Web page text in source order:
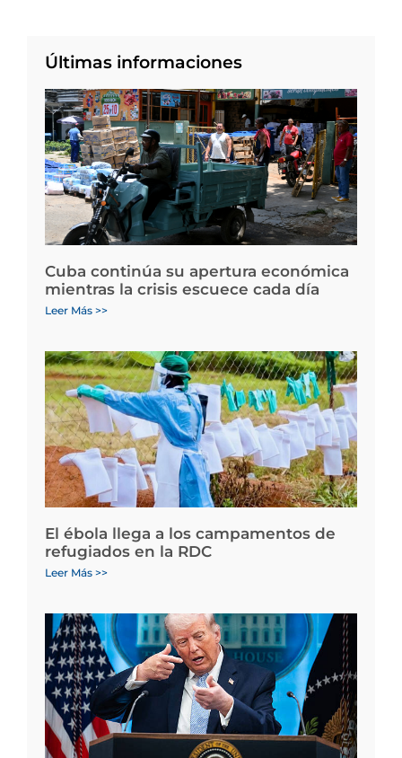
Últimas informaciones
Cuba continúa su apertura económica
mientras la crisis escuece cada día
Leer Más >>
El ébola llega a los campamentos de
refugiados en la RDC
Leer Más >>